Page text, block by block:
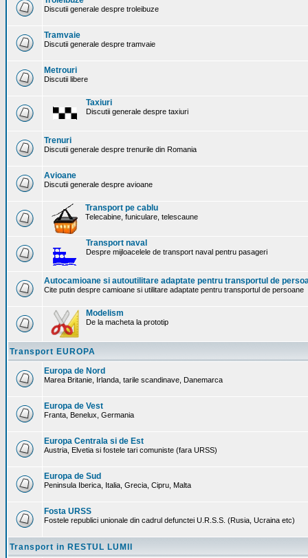
Discutii generale despre troleibuze
Tramvaie
Discutii generale despre tramvaie
Metrouri
Discutii libere
Taxiuri
Discutii generale despre taxiuri
Trenuri
Discutii generale despre trenurile din Romania
Avioane
Discutii generale despre avioane
Transport pe cablu
Telecabine, funiculare, telescaune
Transport naval
Despre mijloacelele de transport naval pentru pasageri
Autocamioane si autoutilitare adaptate pentru transportul de
Cite putin despre camioane si utilitare adaptate pentru transportul de persoane
Modelism
De la macheta la prototip
Transport EUROPA
Europa de Nord
Marea Britanie, Irlanda, tarile scandinave, Danemarca
Europa de Vest
Franta, Benelux, Germania
Europa Centrala si de Est
Austria, Elvetia si fostele tari comuniste (fara URSS)
Europa de Sud
Peninsula Iberica, Italia, Grecia, Cipru, Malta
Fosta URSS
Fostele republici unionale din cadrul defunctei U.R.S.S. (Rusia, Ucraina etc)
Transport in RESTUL LUMII